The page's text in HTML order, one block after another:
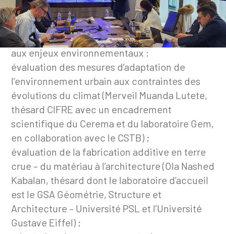
plus soutenue
Le groupe s’est engagé dans
l’accompagnement de plusieurs thèses liées
aux enjeux environnementaux :
évaluation des mesures d’adaptation de
l’environnement urbain aux contraintes des
évolutions du climat (Merveil Muanda Lutete,
thésard CIFRE avec un encadrement
scientifique du Cerema et du laboratoire Gem,
en collaboration avec le CSTB) ;
évaluation de la fabrication additive en terre
crue – du matériau à l’architecture (Ola Nashed
Kabalan, thésard dont le laboratoire d’accueil
est le GSA Géométrie, Structure et
Architecture – Université PSL et l’Université
Gustave Eiffel) ;